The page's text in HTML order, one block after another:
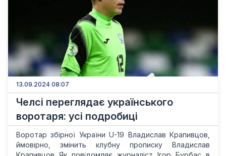
13.09.2024 08:07
Челсі переглядає українського
воротаря: усі подробиці
Воротар збірної України U-19 Владислав Крапивцов,
ймовірно, змінить клубну прописку Владислав